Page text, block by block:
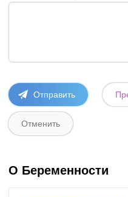
О Беременности